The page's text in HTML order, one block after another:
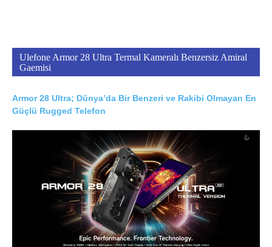
Ulefone Armor 28 Ultra Termal Kameralı Benzersiz Amiral
Gaemisi
Armor 28 Ultra; Dünya’da Bir Benzeri ve Rakibi Olmayan En
Güçlü Rugged Telefon